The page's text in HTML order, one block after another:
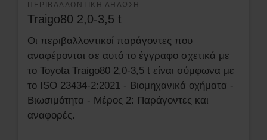
ΠΕΡΙΒΑΛΛΟΝΤΙΚΉ ΔΉΛΩΣΗ
Traigo80 2,0-3,5 t
Οι περιβαλλοντικοί παράγοντες που
αναφέρονται σε αυτό το έγγραφο σχετικά με
το Toyota Traigo80 2,0-3,5 t είναι σύμφωνα με
το ISO 23434-2:2021 - Βιομηχανικά οχήματα -
Βιωσιμότητα - Μέρος 2: Παράγοντες και
αναφορές.